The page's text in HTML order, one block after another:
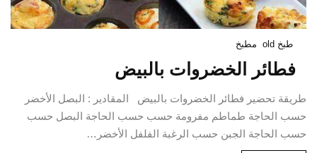
طبخ old مطبخ
فطائر الخضروات بالبيض
طريقة تحضير فطائر الخضروات بالبيض المقادير : البصل الأخضر
حسب الحاجة طماطم مفرومة حسب حسب الحاجة البصل حسب
حسب الحاجة الجبن حسب الرغبة الفلفل الأخضر…